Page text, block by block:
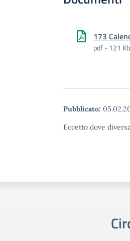
173
pdf - 121 Kb
Pubblicato:
Eccetto dove